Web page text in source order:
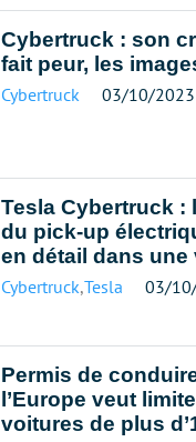
Cybertruck : son
fait peur, les
Cybertruck 03/10/2023
Tesla Cybertruck :
du pick-up
en détail dans une
Cybertruck,Tesla 03/
Permis de
l’Europe veut
voitures de plus